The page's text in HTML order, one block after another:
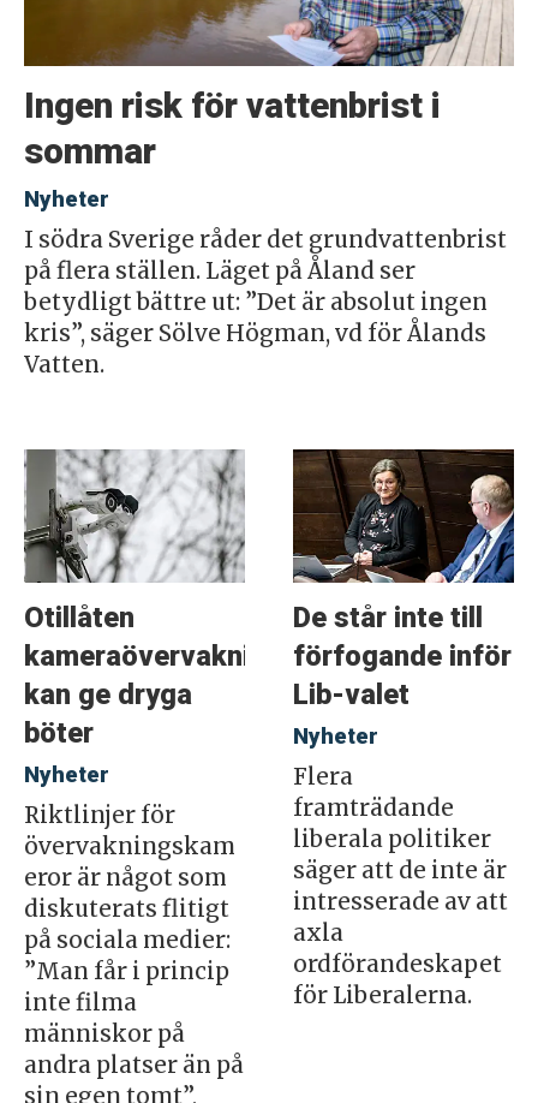
Ingen risk för vattenbrist i
sommar
Nyheter
I södra Sverige råder det grundvattenbrist
på flera ställen. Läget på Åland ser
betydligt bättre ut: ”Det är absolut ingen
kris”, säger Sölve Högman, vd för Ålands
Vatten.
Otillåten
kameraövervakning
kan ge dryga
böter
Nyheter
Riktlinjer för
övervakningskam
eror är något som
diskuterats flitigt
på sociala medier:
”Man får i princip
inte filma
människor på
andra platser än på
sin egen tomt”,
De står inte till
förfogande inför
Lib-valet
Nyheter
Flera
framträdande
liberala politiker
säger att de inte är
intresserade av att
axla
ordförandeskapet
för Liberalerna.